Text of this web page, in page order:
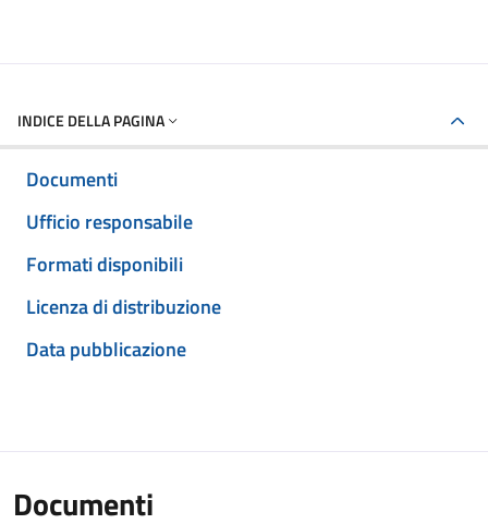
INDICE DELLA PAGINA
Documenti
Ufficio responsabile
Formati disponibili
Licenza di distribuzione
Data pubblicazione
Documenti